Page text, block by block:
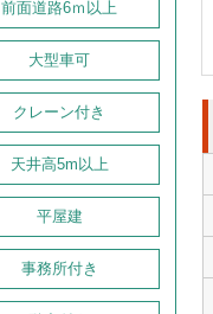
前面道路6ｍ以上
大型車可
クレーン付き
天井高5m以上
平屋建
事務所付き